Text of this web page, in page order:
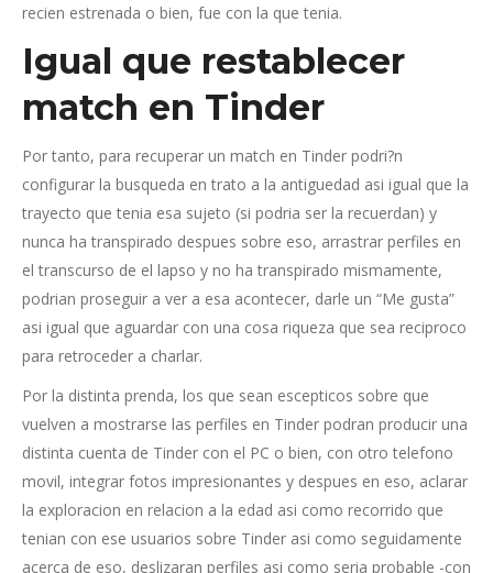
recien estrenada o bien, fue con la que tenia.
Igual que restablecer
match en Tinder
Por tanto, para recuperar un match en Tinder podri?n
configurar la busqueda en trato a la antiguedad asi­ igual que la
trayecto que tenia esa sujeto (si podri­a ser la recuerdan) y
nunca ha transpirado despues sobre eso, arrastrar perfiles en
el transcurso de el lapso y no ha transpirado mismamente,
podrian proseguir a ver a esa acontecer, darle un “Me gusta”
asi­ igual que aguardar con una cosa riqueza que sea reciproco
para retroceder a charlar.
Por la distinta prenda, los que sean escepticos sobre que
vuelven a mostrarse las perfiles en Tinder podran producir una
distinta cuenta de Tinder con el PC o bien, con otro telefono
movil, integrar fotos impresionantes y despues en eso, aclarar
la exploracion en relacion a la edad asi­ como recorrido que
tenian con ese usuarios sobre Tinder asi­ como seguidamente
acerca de eso, deslizaran perfiles asi­ como seri­a probable -con